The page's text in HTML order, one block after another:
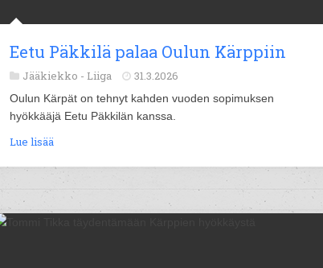
Eetu Päkkilä palaa Oulun Kärppiin
Jääkiekko - Liiga 31.3.2026
Oulun Kärpät on tehnyt kahden vuoden sopimuksen
hyökkääjä Eetu Päkkilän kanssa.
Lue lisää